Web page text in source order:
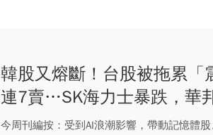
韓股又熔斷！台股被拖累「
連7賣…SK海力士暴跌，華
宏臉都綠了
今周刊編按：受到AI浪潮影響，帶動記憶體